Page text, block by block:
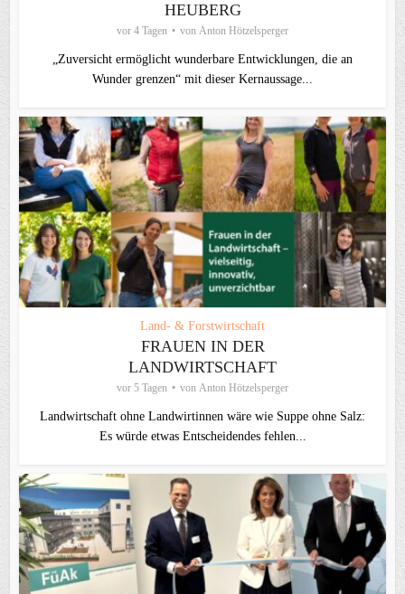
HEUBERG
vor 4 Tagen von Anton Hötzelsperger
„Zuversicht ermöglicht wunderbare Entwicklungen, die an
Wunder grenzen“ mit dieser Kernaussage...
Land- & Forstwirtschaft
FRAUEN IN DER
LANDWIRTSCHAFT
vor 5 Tagen von Anton Hötzelsperger
Landwirtschaft ohne Landwirtinnen wäre wie Suppe ohne Salz:
Es würde etwas Entscheidendes fehlen...